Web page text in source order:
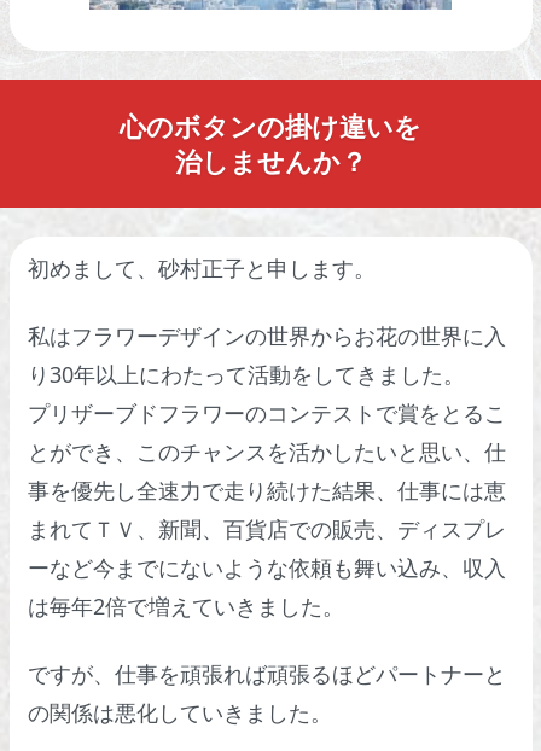
心のボタンの掛け違いを
治しませんか？
初めまして、砂村正子と申します。
私はフラワーデザインの世界からお花の世界に入
り30年以上にわたって活動をしてきました。
プリザーブドフラワーのコンテストで賞をとるこ
とができ、このチャンスを活かしたいと思い、仕
事を優先し全速力で走り続けた結果、仕事には恵
まれてＴＶ、新聞、百貨店での販売、ディスプレ
ーなど今までにないような依頼も舞い込み、収入
は毎年2倍で増えていきました。
ですが、仕事を頑張れば頑張るほどパートナーと
の関係は悪化していきました。